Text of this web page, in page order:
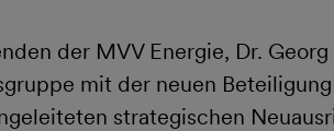
der MVV Energie, Dr.
mit der neuen
strategischen